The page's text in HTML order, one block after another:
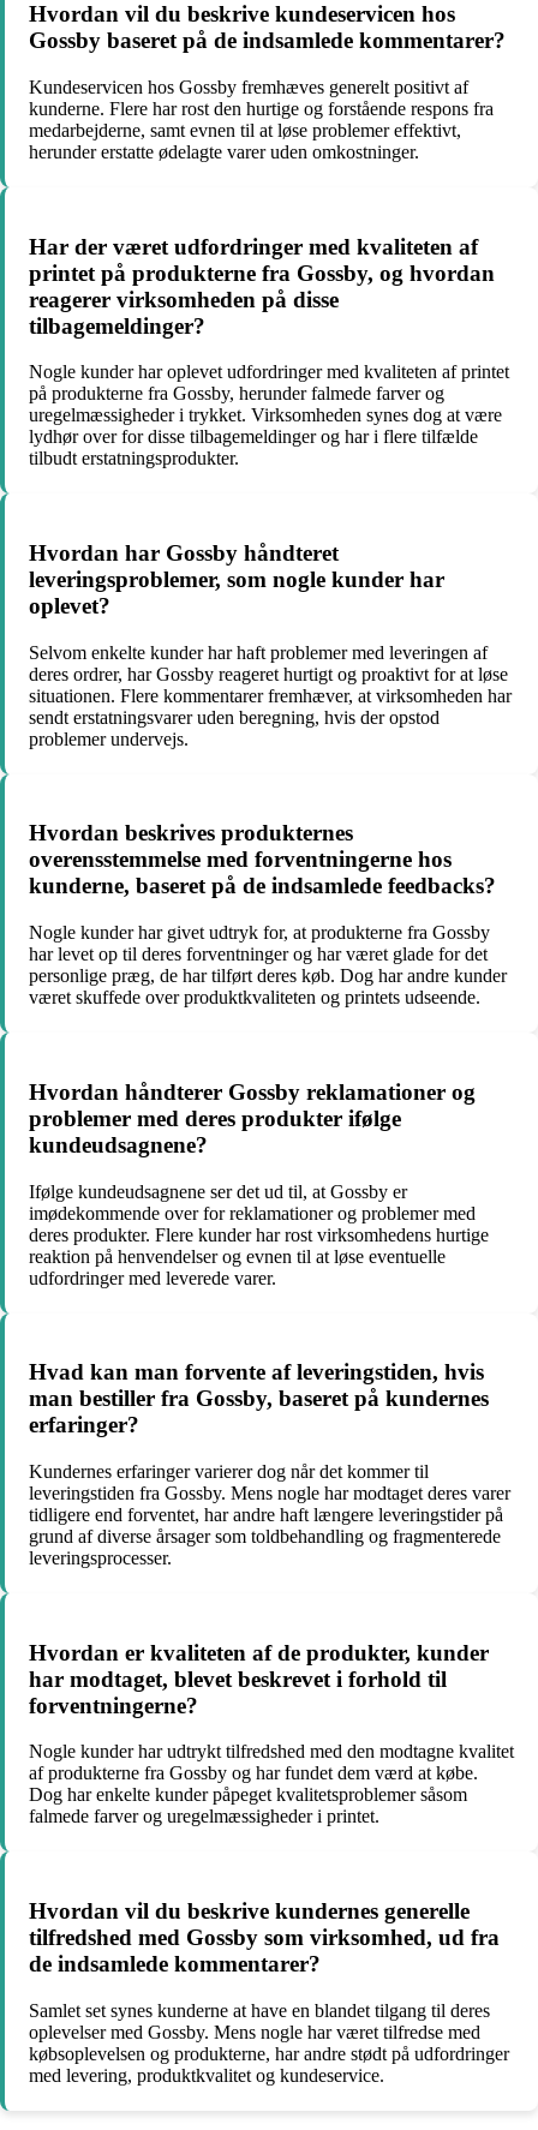
Hvordan vil du beskrive kundeservicen hos
Gossby baseret på de indsamlede kommentarer?
Kundeservicen hos Gossby fremhæves generelt positivt af
kunderne. Flere har rost den hurtige og forstående respons fra
medarbejderne, samt evnen til at løse problemer effektivt,
herunder erstatte ødelagte varer uden omkostninger.
Har der været udfordringer med kvaliteten af
printet på produkterne fra Gossby, og hvordan
reagerer virksomheden på disse
tilbagemeldinger?
Nogle kunder har oplevet udfordringer med kvaliteten af printet
på produkterne fra Gossby, herunder falmede farver og
uregelmæssigheder i trykket. Virksomheden synes dog at være
lydhør over for disse tilbagemeldinger og har i flere tilfælde
tilbudt erstatningsprodukter.
Hvordan har Gossby håndteret
leveringsproblemer, som nogle kunder har
oplevet?
Selvom enkelte kunder har haft problemer med leveringen af
deres ordrer, har Gossby reageret hurtigt og proaktivt for at løse
situationen. Flere kommentarer fremhæver, at virksomheden har
sendt erstatningsvarer uden beregning, hvis der opstod
problemer undervejs.
Hvordan beskrives produkternes
overensstemmelse med forventningerne hos
kunderne, baseret på de indsamlede feedbacks?
Nogle kunder har givet udtryk for, at produkterne fra Gossby
har levet op til deres forventninger og har været glade for det
personlige præg, de har tilført deres køb. Dog har andre kunder
været skuffede over produktkvaliteten og printets udseende.
Hvordan håndterer Gossby reklamationer og
problemer med deres produkter ifølge
kundeudsagnene?
Ifølge kundeudsagnene ser det ud til, at Gossby er
imødekommende over for reklamationer og problemer med
deres produkter. Flere kunder har rost virksomhedens hurtige
reaktion på henvendelser og evnen til at løse eventuelle
udfordringer med leverede varer.
Hvad kan man forvente af leveringstiden, hvis
man bestiller fra Gossby, baseret på kundernes
erfaringer?
Kundernes erfaringer varierer dog når det kommer til
leveringstiden fra Gossby. Mens nogle har modtaget deres varer
tidligere end forventet, har andre haft længere leveringstider på
grund af diverse årsager som toldbehandling og fragmenterede
leveringsprocesser.
Hvordan er kvaliteten af de produkter, kunder
har modtaget, blevet beskrevet i forhold til
forventningerne?
Nogle kunder har udtrykt tilfredshed med den modtagne kvalitet
af produkterne fra Gossby og har fundet dem værd at købe.
Dog har enkelte kunder påpeget kvalitetsproblemer såsom
falmede farver og uregelmæssigheder i printet.
Hvordan vil du beskrive kundernes generelle
tilfredshed med Gossby som virksomhed, ud fra
de indsamlede kommentarer?
Samlet set synes kunderne at have en blandet tilgang til deres
oplevelser med Gossby. Mens nogle har været tilfredse med
købsoplevelsen og produkterne, har andre stødt på udfordringer
med levering, produktkvalitet og kundeservice.